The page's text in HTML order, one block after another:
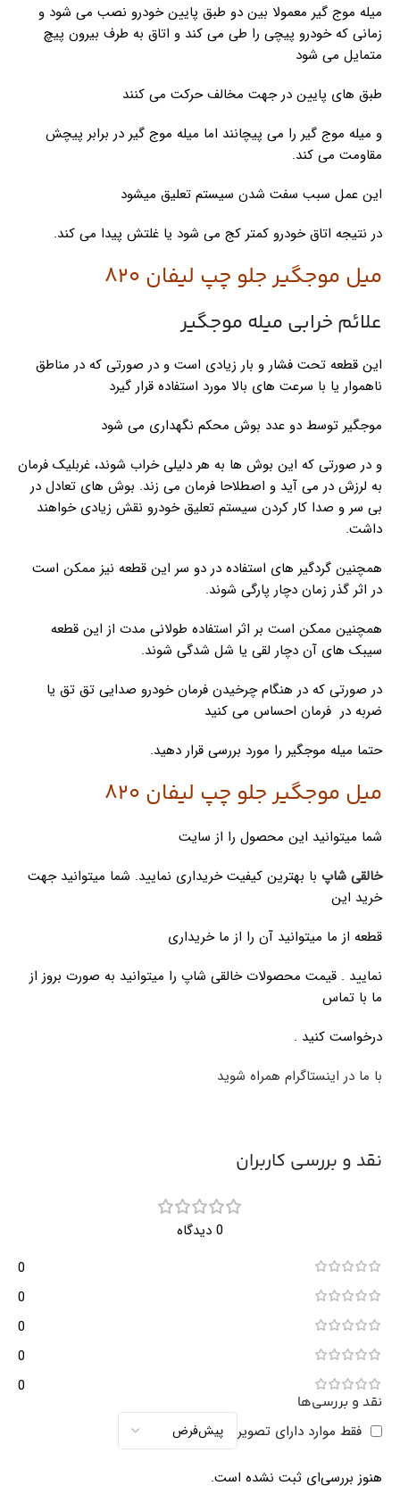
میله موج گیر معمولا بین دو طبق پایین خودرو نصب می شود و
زمانی که خودرو پیچی را طی می کند و اتاق به طرف بیرون پیچ
متمایل می شود
طبق های پایین در جهت مخالف حرکت می کنند
و میله موج گیر را می پیچانند اما میله موج گیر در برابر پیچش
مقاومت می کند.
این عمل سبب سفت شدن سیستم تعلیق میشود
در نتیجه اتاق خودرو کمتر کج می شود یا غلتش پیدا می کند.
میل موجگیر جلو چپ لیفان 820
علائم خرابی میله موجگیر
این قطعه تحت فشار و بار زیادی است و در صورتی که در مناطق
ناهموار یا با سرعت های بالا مورد استفاده قرار گیرد
موجگیر توسط دو عدد بوش محکم نگهداری می شود
و در صورتی که این بوش ها به هر دلیلی خراب شوند، غربلیک فرمان
به لرزش در می آید و اصطلاحا فرمان می زند. بوش های تعادل در
بی سر و صدا کار کردن سیستم تعلیق خودرو نقش زیادی خواهند
داشت.
همچنین گردگیر های استفاده در دو سر این قطعه نیز ممکن است
در اثر گذر زمان دچار پارگی شوند.
همچنین ممکن است بر اثر استفاده طولانی مدت از این قطعه
سیبک های آن دچار لقی یا شل شدگی شوند.
در صورتی که در هنگام چرخیدن فرمان خودرو صدایی تق تق یا
ضربه در فرمان احساس می کنید
حتما میله موجگیر را مورد بررسی قرار دهید.
میل موجگیر جلو چپ لیفان 820
شما میتوانید این محصول را از سایت
خالقی شاپ با بهترین کیفیت خریداری نمایید. شما میتوانید جهت
خرید این
قطعه از ما میتوانید آن را از ما خریداری
نمایید . قیمت محصولات خالقی شاپ را میتوانید به صورت بروز از
ما با تماس
درخواست کنید .
با ما در اینستاگرام همراه شوید
نقد و بررسی کاربران
0 دیدگاه
0
0
0
0
0
نقد و بررسی‌ها
فقط موارد دارای تصویر
هنوز بررسی‌ای ثبت نشده است.